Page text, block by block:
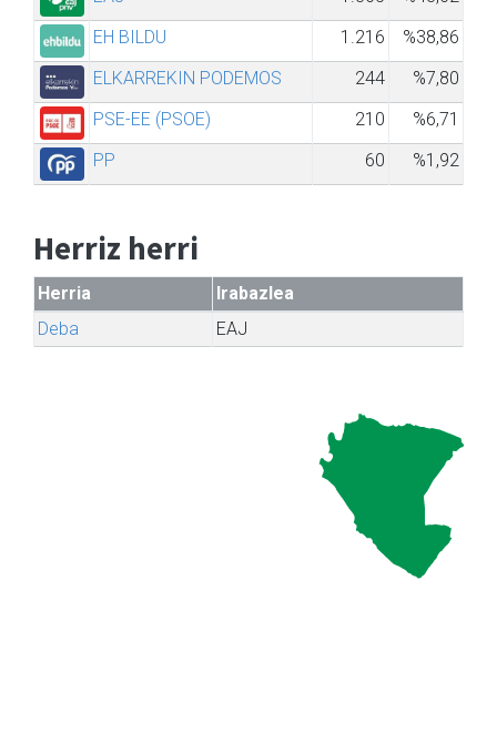
EH BILDU
1.216
%38,86
ELKARREKIN PODEMOS
244
%7,80
PSE-EE (PSOE)
210
%6,71
PP
60 %1,92
Herriz herri
Herria
Irabazlea
Deba
EAJ